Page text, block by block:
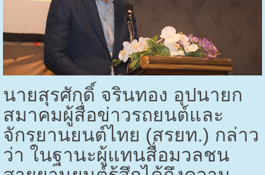
นายสุรศักดิ์ จรินทอง อุปนายก
สมาคมผู้สื่อข่าวรถยนต์และ
จักรยานยนต์ไทย (สรยท.) กล่าว
ว่า ในฐานะผู้แทนสื่อมวลชน